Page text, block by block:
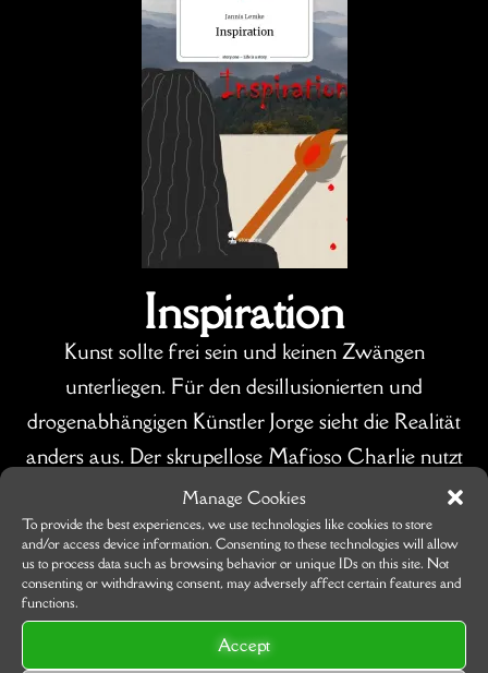
Manage Cookies
To provide the best experiences, we use technologies like cookies to store
and/or access device information. Consenting to these technologies will allow
us to process data such as browsing behavior or unique IDs on this site. Not
consenting or withdrawing consent, may adversely affect certain features and
functions.
Accept
Inspiration
Kunst sollte frei sein und keinen Zwängen
unterliegen. Für den desillusionierten und
drogenabhängigen Künstler Jorge sieht die Realität
anders aus. Der skrupellose Mafioso Charlie nutzt
seine Notsituation aus und zwingt ihn unter
Zeitdruck ein idyllisches Landschaftsbild zu malen.
Jorge scheint auf gutem Weg, bis er in einem
Wutanfall das fast fertige Werk zerstört. Als er
dann noch unerwartet Damenbesuch bekommt, in
den er sich kopfüber verliebt, ist das Schlamassel